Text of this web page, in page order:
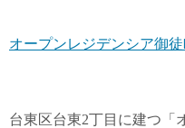
オープンレジデンシア御
台東区台東2丁目に建つ「